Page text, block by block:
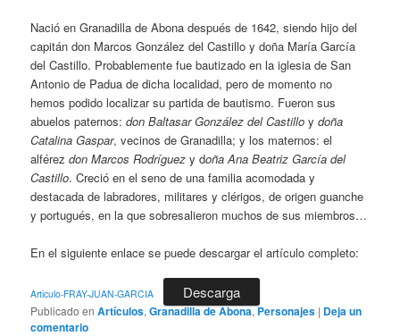
Nació en Granadilla de Abona después de 1642, siendo hijo del
capitán don Marcos González del Castillo y doña María García
del Castillo. Probablemente fue bautizado en la iglesia de San
Antonio de Padua de dicha localidad, pero de momento no
hemos podido localizar su partida de bautismo. Fueron sus
abuelos paternos:don Baltasar González del Castillo ydoña
Catalina Gaspar, vecinos de Granadilla; y los maternos: el
alférezdon Marcos Rodríguez y doña Ana Beatriz García del
Castillo. Creció en el seno de una familia acomodada y
destacada de labradores, militares y clérigos, de origen guanche
y portugués, en la que sobresalieron muchos de sus miembros…
En el siguiente enlace se puede descargar el artículo completo:
Articulo-FRAY-JUAN-GARCIA Descarga
Publicado en Artículos,Granadilla de Abona,Personajes | Deja un
comentario